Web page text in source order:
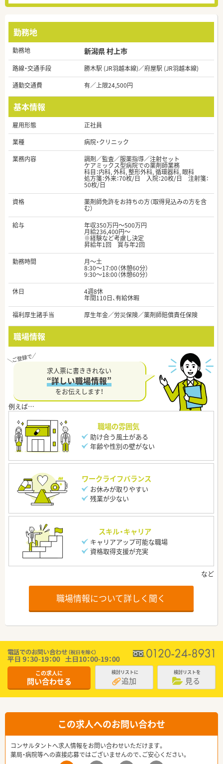
勤務地
勤務地 新潟県 村上市
路線・交通手段
勝木駅 (JR羽越本線)／府屋駅 (JR羽越本線)
通勤交通費
有／上限24,500円
基本情報
雇用形態
正社員
業種
病院・クリニック
業務内容
調剤／監査／服薬指導／注射セット
ケアミックス型病院での薬剤師業務
科目：内科, 外科, 整形外科, 循環器科, 眼科
処方箋：外来：70枚/日 入院：20枚/日 注射箋：
50枚/日
資格
薬剤師免許をお持ちの方（取得見込みの方を含
む）
給与
年収350万円～500万円
月給236,400円～
※経験など考慮し決定
昇給年1回 賞与年2回
勤務時間
月～土
8:30～17:00（休憩60分）
9:30～18:00（休憩60分）
休日
4週8休
年間110日、有給休暇
福利厚生諸手当
厚生年金／労災保険／薬剤師賠償責任保険
職場情報
求人票に書ききれない
“詳しい職場情報”
をお伝えします！
職場の雰囲気
助け合う風土がある
年齢や性別の壁がない
ワークライフバランス
お休みが取りやすい
残業が少ない
スキル・キャリア
キャリアアップ可能な職場
資格取得支援が充実
職場情報について詳しく聞く
この求人に
問い合わせる
検討リストに
追加
検討リストを
見る
この求人へのお問い合わせ
コンサルタントへ求人情報をお問い合わせいただけます。
薬局・病院等への直接応募ではございませんので、ご安心ください。